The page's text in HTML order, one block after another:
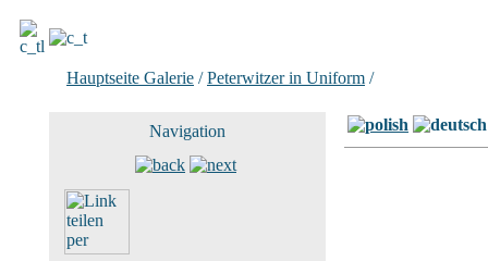
Hauptseite Galerie /Peterwitzer in Uniform /
Navigation